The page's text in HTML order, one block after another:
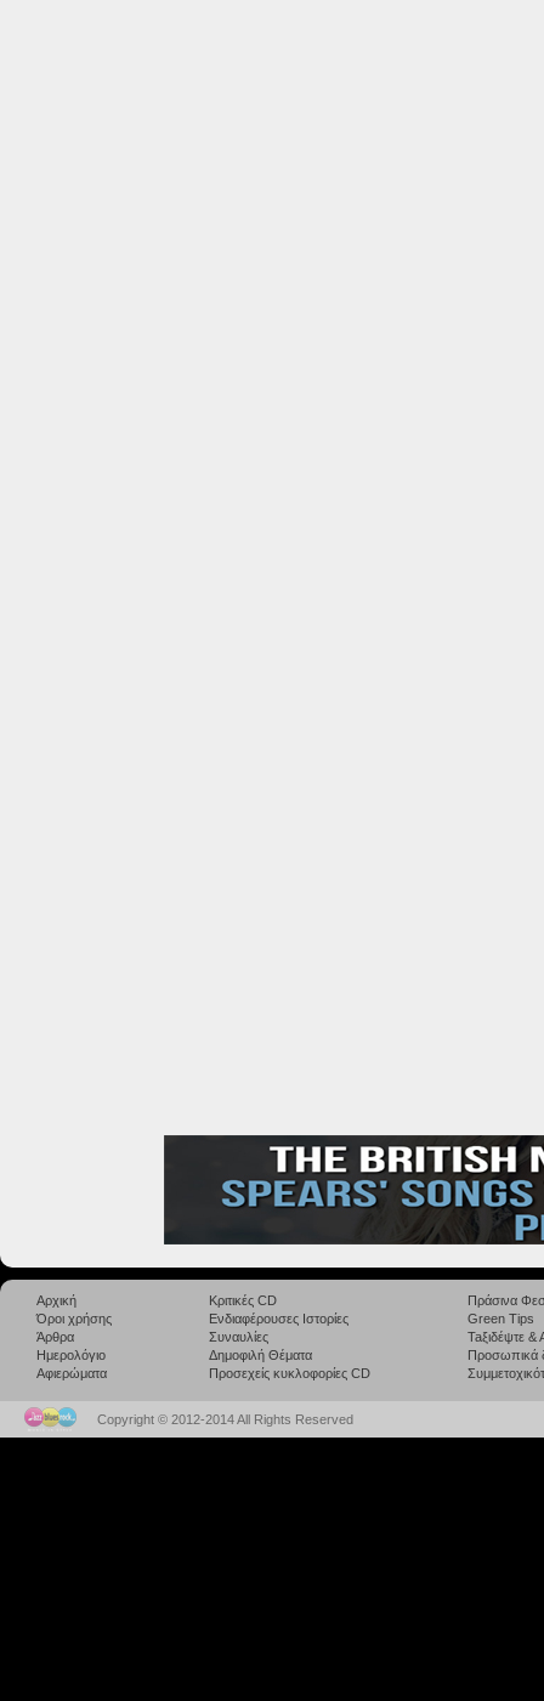
Αρχική
Όροι χρήσης
Άρθρα
Ημερολόγιο
Αφιερώματα
Κριτικές CD
Ενδιαφέρουσες Ιστορίες
Συναυλίες
Δημοφιλή Θέματα
Προσεχείς κυκλοφορίες CD
Πράσινα
Green Tips
Taξιδέψτε
Προσωπικά
Copyright © 2012-2014 All Rights Reserved